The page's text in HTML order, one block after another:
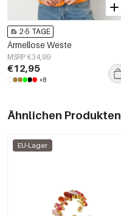
2-5 TAGE
Ärmellose Weste
MSRP €34,99
€12,95
+8
Ähnlichen Produkten
EU-Lager